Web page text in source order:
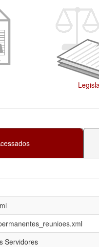
Agenda
Servidores